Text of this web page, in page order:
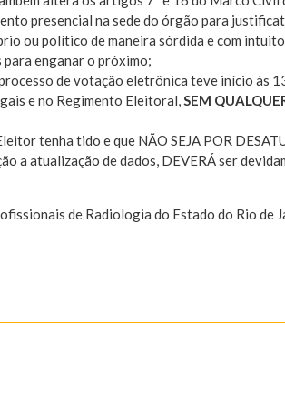
presencial na sede do órgão para
ou político de maneira sórdida e com
enganar o próximo;
de votação eletrônica teve início às
e no Regimento Eleitoral,SEM
tenha tido e que NÃO SEJA POR
a atualização de dados, DEVERÁ ser
de Radiologia do Estado do Rio de